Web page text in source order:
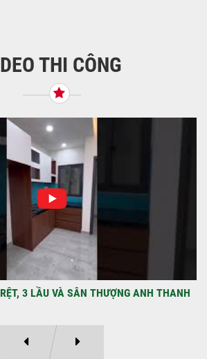
Tiếp nối sự tin tưởng từ quý khách hàng, vừa
qua Công Ty TNHH Thiết Kế Xây Dựng Sao
NHẬN CHÌA KHÓA – TRAO TỔ ẤM MỚI
TẠI PHƯỜNG AN LẠC
Địa điểm: Đường Lâm Hoành, phường An
LạcGia chủ: Anh Kỳ Xây Dựng Sao Việt chính
thức hoàn tất và...
THI CÔNG
MÃU THIẾT KẾ NHÀ PHỐ 2